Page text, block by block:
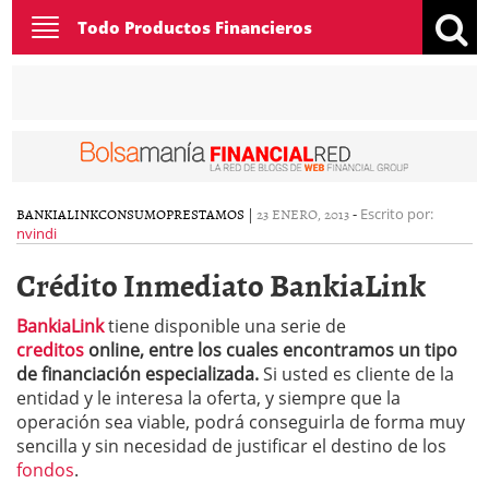
Toggle
navigation
Todo Productos Financieros
BANKIALINKCONSUMOPRESTAMOS | 23 ENERO, 2013- Escrito por:
nvindi
Crédito Inmediato BankiaLink
BankiaLinktiene disponible una serie de
creditos online, entre los cuales encontramos un tipo
de financiación especializada.Si usted es cliente de la
entidad y le interesa la oferta, y siempre que la
operación sea viable, podrá conseguirla de forma muy
sencilla y sin necesidad de justificar el destino de los
fondos.